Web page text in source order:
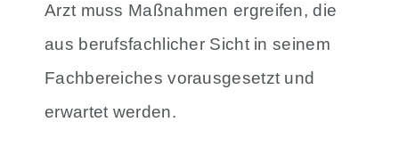
Arzt muss Maßnahmen ergreifen, die
aus berufsfachlicher Sicht in seinem
Fachbereiches vorausgesetzt und
erwartet werden.